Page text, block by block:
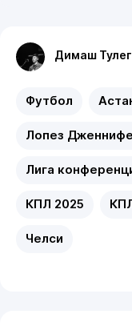
Димаш
Футбол
Лопез
Лига
КПЛ 2025
Челси